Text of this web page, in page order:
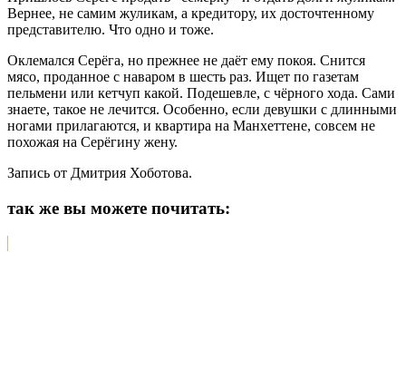
Вернее, не самим жуликам, а кредитору, их досточтенному
представителю. Что одно и тоже.
Оклемался Серёга, но прежнее не даёт ему покоя. Снится
мясо, проданное с наваром в шесть раз. Ищет по газетам
пельмени или кетчуп какой. Подешевле, с чёрного хода. Сами
знаете, такое не лечится. Особенно, если девушки с длинными
ногами прилагаются, и квартира на Манхеттене, совсем не
похожая на Серёгину жену.
Запись от Дмитрия Хоботова.
так же вы можете почитать: